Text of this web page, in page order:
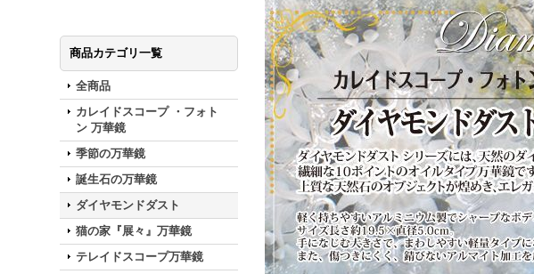
商品カテゴリ一覧
全商品
カレイドスコープ ・フォト
ン 万華鏡
季節の万華鏡
誕生石の万華鏡
ダイヤモンドダスト
猫の家『展々』万華鏡
テレイドスコープ万華鏡